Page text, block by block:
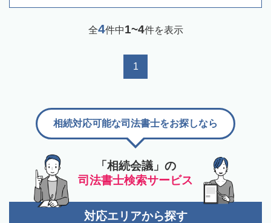
全4件中1~4件を表示
1
「相続会議」の
司法書士検索サービス
相続対応可能な司法書士をお探しなら
対応エリアから探す